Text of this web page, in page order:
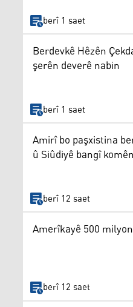
berî 1 saet
Berdevkê Hêzên
şerên deverê nabin
berî 1 saet
Amirî bo paşxistina
û Siûdiyê bangî
berî 12 saet
Amerîkayê 500
berî 12 saet